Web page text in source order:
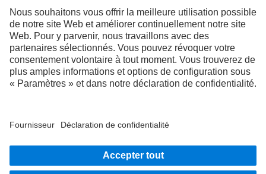
LANGUAGE
FR IT
Fournisseur
Protection des données
Mentions légales
Plus d'informations sur la politique de confidentialité